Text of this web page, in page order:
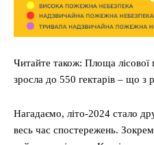
Читайте також: Площа лісової
зросла до 550 гектарів – що з
Нагадаємо, літо-2024 стало
весь час спостережень.